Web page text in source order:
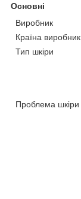
Основні
Виробник
Країна виробник
Тип шкіри
Проблема шкіри